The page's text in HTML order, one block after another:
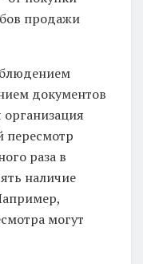
продажи
документов
пересмотр
раза в
наличие
могут